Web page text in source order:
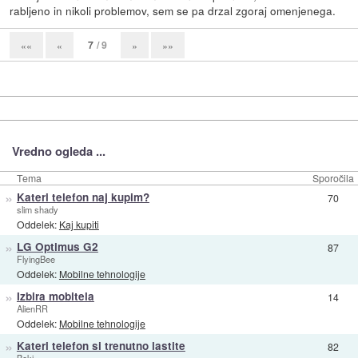
rabljeno in nikoli problemov, sem se pa drzal zgoraj omenjenega.
«« « 7 / 9 » »»
Vredno ogleda ...
Tema Sporočila
» Kateri telefon naj kupim?
slim shady
Oddelek: Kaj kupiti
70
» LG Optimus G2
FlyingBee
Oddelek: Mobilne tehnologije
87
» Izbira mobitela
AlienRR
Oddelek: Mobilne tehnologije
14
» Kateri telefon si trenutno lastite 82